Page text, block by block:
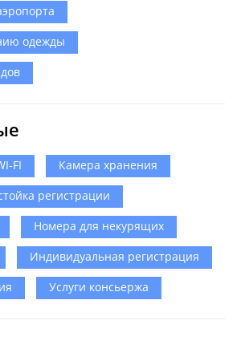
одежды
FI
Камера хранения
регистрации
Номера для некурящих
Индивидуальная регистрация
Услуги консьержа